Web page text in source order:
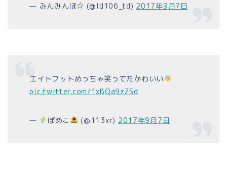
— みんみんほ☆ (@ld106_td) 2017年9月7日
エイトフットめっちゃ笑ってたかわいい
pic.twitter.com/1xBQa9zZSd
— ぽめこ (@113xr) 2017年9月7日